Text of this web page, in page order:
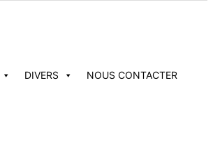
DIVERS NOUS CONTACTER